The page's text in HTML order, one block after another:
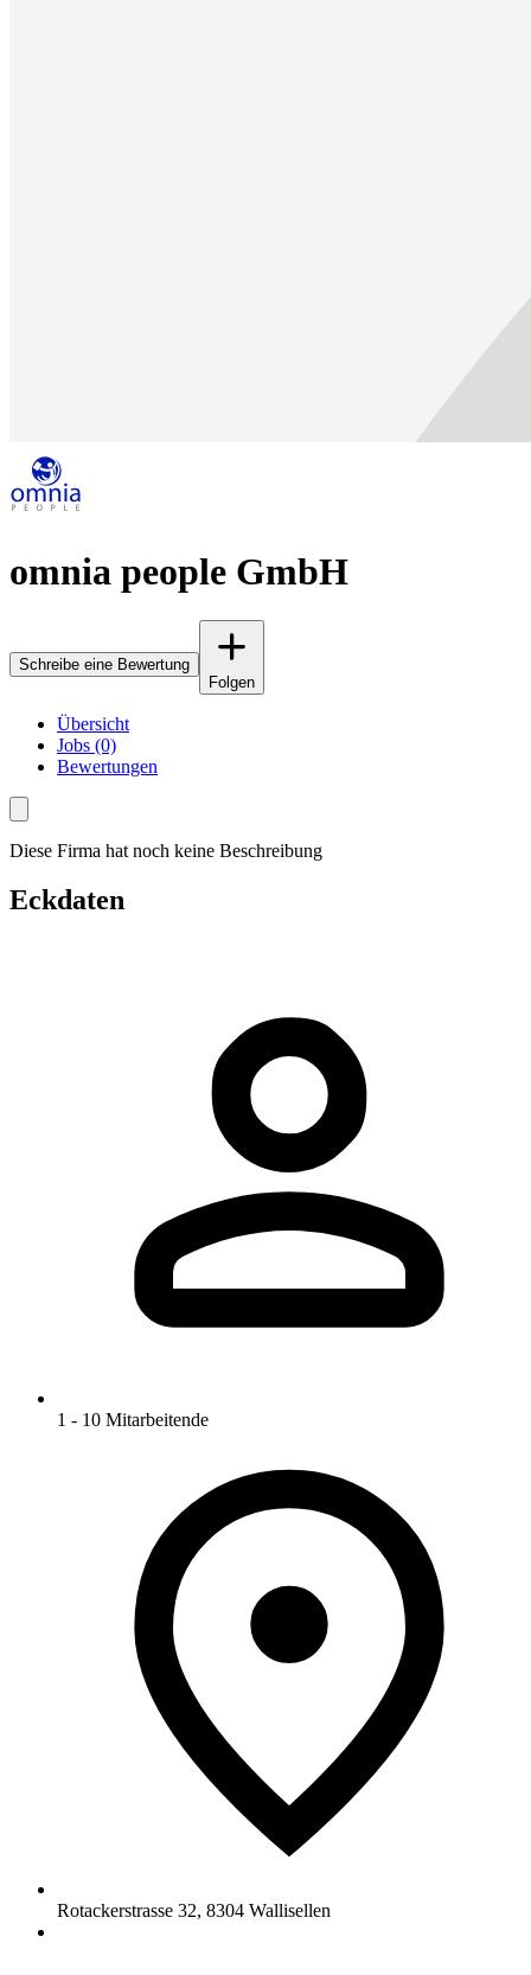
omnia people GmbH
Schreibe eine Bewertung
Folgen
Übersicht
Jobs (0)
Bewertungen
Diese Firma hat noch keine Beschreibung
Eckdaten
1 - 10 Mitarbeitende
Rotackerstrasse 32, 8304 Wallisellen